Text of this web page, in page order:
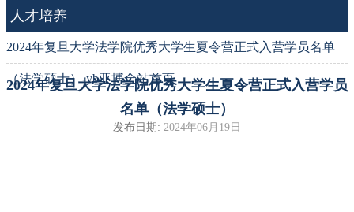
人才培养
2024年复旦大学法学院优秀大学生夏令营正式入营学员名单
（法学硕士）-yb亚博全站首页
2024年复旦大学法学院优秀大学生夏令营正式入营学员
名单（法学硕士）
发布日期: 2024年06月19日